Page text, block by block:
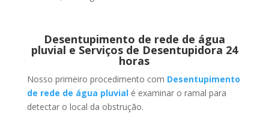
Desentupimento de rede de água
pluvial e Serviços de Desentupidora 24
horas
Nosso primeiro procedimento com Desentupimento
de rede de água pluvialé examinar o ramal para
detectar o local da obstrução.